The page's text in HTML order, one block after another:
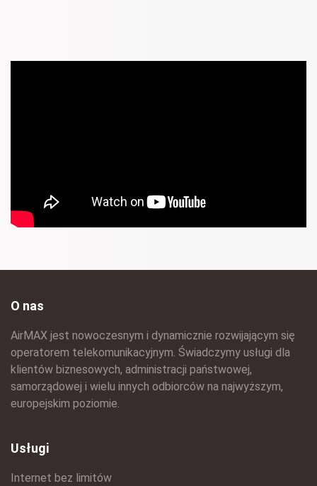
O nas
AirMAX jest nowoczesnym i dynamicznie rozwijającym się
operatorem telekomunikacyjnym. Świadczymy usługi dla
klientów biznesowych, administracji państwowej,
samorządowej i wielu innych odbiorców na najwyższym,
europejskim poziomie.
Usługi
Internet bez limitów